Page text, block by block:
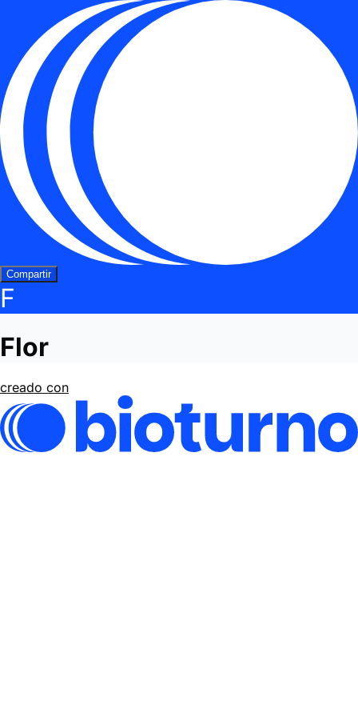
Compartir
F
Flor
creado con